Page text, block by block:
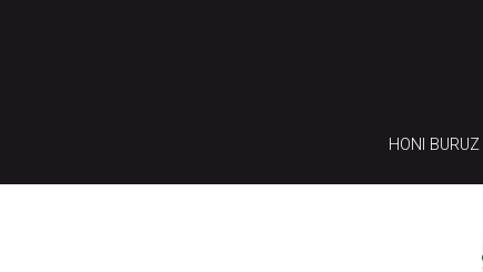
HONI BURUZ